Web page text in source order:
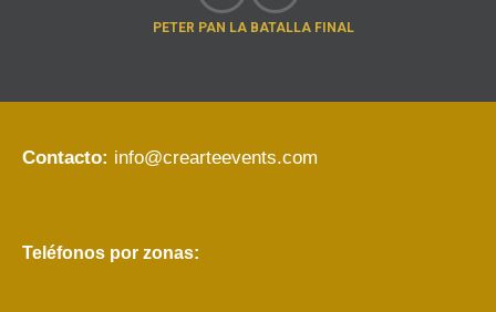
PETER PAN LA BATALLA FINAL
Contacto: info@crearteevents.com
Teléfonos por zonas: